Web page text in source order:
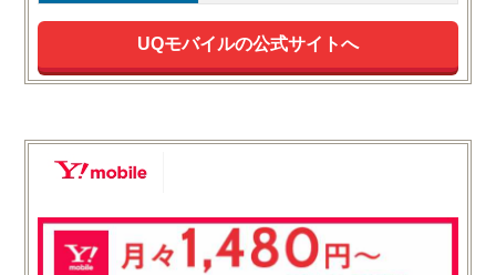
UQモバイルの公式サイトへ